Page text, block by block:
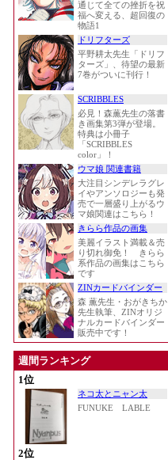
通じて全ての挫折を祝
福へ変える、超回復の
物語1
ドリフターズ
平野耕太先生「ドリフ
ターズ」、待望の最新
7巻がついに刊行！
SCRIBBLES
必見！森薫先生の落書
き画集第3弾が登場。
特典は小冊子
「SCRIBBLES
color」！
ウマ娘 関連書籍
大注目シンデレラグレ
イやアンソロジーも発
売で一層盛り上がるウ
マ娘関連はこちら！
きらら作品の画集
美麗イラスト満載＆売
り切れ御免！ きらら
系作品の画集はこちら
です
ZINカードバインダー
森 薫先生・おがきちか
先生執筆、ZINオリジ
ナルカードバインダー
販売中です！
週間ランキング
1位
ネコ太とニャン太
FUNUKE LABLE
2位